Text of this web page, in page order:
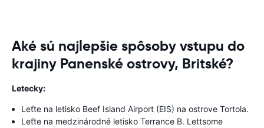
Aké sú najlepšie spôsoby vstupu do
krajiny Panenské ostrovy, Britské?
Letecky:
Leťte na letisko Beef Island Airport (EIS) na ostrove Tortola.
Leťte na medzinárodné letisko Terrance B. Lettsome